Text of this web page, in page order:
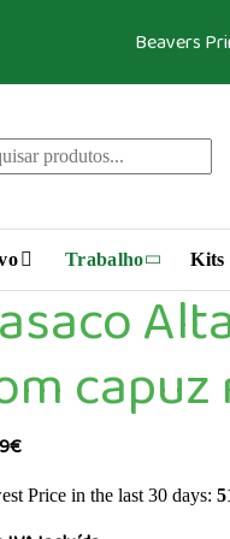
Beavers
Trabalho Kits
€
Price in the last 30 days: